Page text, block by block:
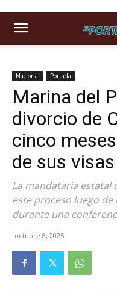
Nacional Portada
Marina del
divorcio de
cinco
de sus visas
La mandataria estatal
este proceso luego
durante una
octubre 8, 2025